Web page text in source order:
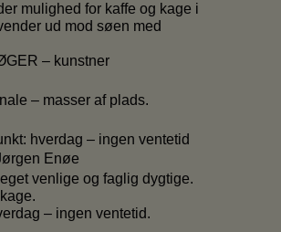
mulighed for kaffe og kage i
ud mod søen med
– kunstner
– masser af plads.
hverdag – ingen ventetid
Enøe
venlige og faglig dygtige.
– ingen ventetid.